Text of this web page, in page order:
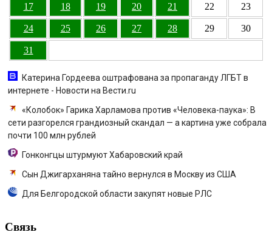
17 18 19 20 21 22 23
24 25 26 27 28 29 30
31
Катерина Гордеева оштрафована за пропаганду ЛГБТ в
интернете - Новости на Вести.ru
«Колобок» Гарика Харламова против «Человека-паука»: В
сети разгорелся грандиозный скандал — а картина уже собрала
почти 100 млн рублей
Гонконгцы штурмуют Хабаровский край
Сын Джигарханяна тайно вернулся в Москву из США
Для Белгородской области закупят новые РЛС
Связь